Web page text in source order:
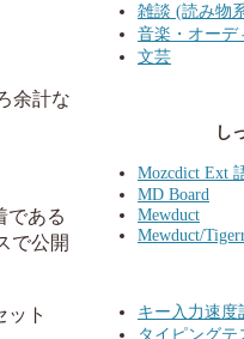
余計な
である
で公開
ト
雑談 (読み物
音楽・オーデ
文芸
し
Mozcdict Ext
MD Board
Mewduct
Mewduct/
キー入力速度
タイピングテ